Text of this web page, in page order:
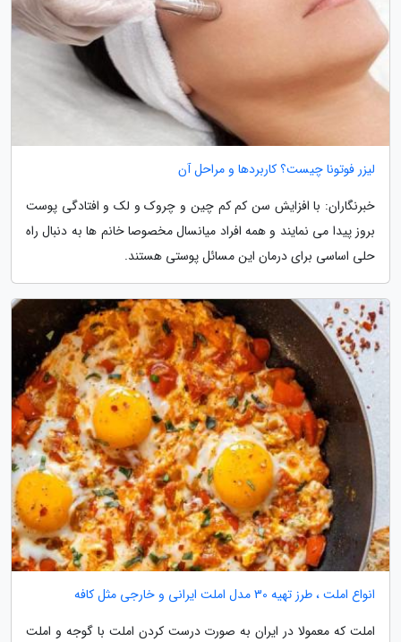
لیزر فوتونا چیست؟ کاربردها و مراحل آن
خبرنگاران: با افزایش سن کم کم چین و چروک و لک و افتادگی پوست
بروز پیدا می نمایند و همه افراد میانسال مخصوصا خانم ها به دنبال راه
حلی اساسی برای درمان این مسائل پوستی هستند.
انواع املت ، طرز تهیه 30 مدل املت ایرانی و خارجی مثل کافه
املت که معمولا در ایران به صورت درست کردن املت با گوجه و املت